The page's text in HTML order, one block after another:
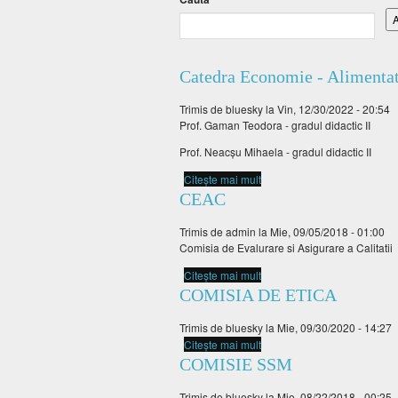
Catedra Economie -
Trimis de blueskyla Vin, 12/30/2022 - 20:54
Prof. Gaman Teodora -gradul didactic II
Prof. Neacșu Mihaela -gradul didactic II
Citește mai mult
CEAC
Trimis de admin la Mie, 09/05/2018 - 01:00
Comisia de Evalurare si Asigurare a Calitatii
Citește mai mult
COMISIA DE ETICA
Trimis de blueskyla Mie, 09/30/2020 - 14:27
Citește mai mult
COMISIE SSM